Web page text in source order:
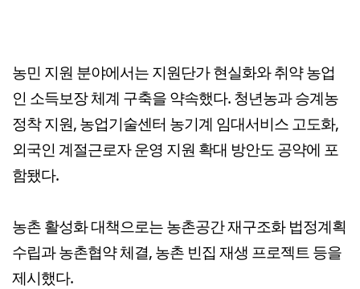
농민 지원 분야에서는 지원단가 현실화와 취약 농업
인 소득보장 체계 구축을 약속했다. 청년농과 승계농
정착 지원, 농업기술센터 농기계 임대서비스 고도화,
외국인 계절근로자 운영 지원 확대 방안도 공약에 포
함됐다.
농촌 활성화 대책으로는 농촌공간 재구조화 법정계획
수립과 농촌협약 체결, 농촌 빈집 재생 프로젝트 등을
제시했다.